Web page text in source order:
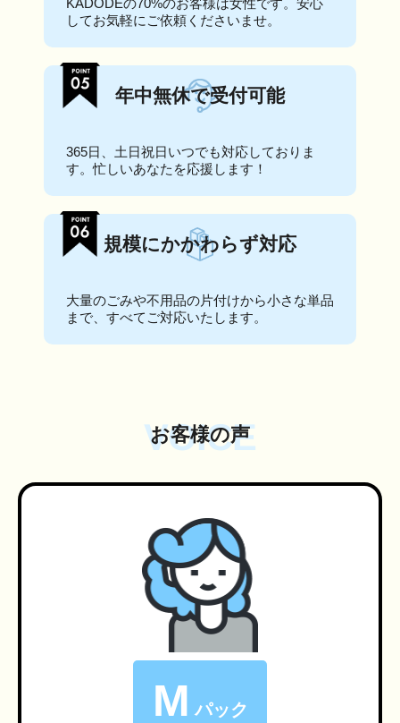
KADODEの70%のお客様は女性です。安心
してお気軽にご依頼くださいませ。
年中無休で受付可能
365日、土日祝日いつでも対応しておりま
す。忙しいあなたを応援します！
規模にかかわらず対応
大量のごみや不用品の片付けから小さな単品
まで、すべてご対応いたします。
VOICE
お客様の声
M パック